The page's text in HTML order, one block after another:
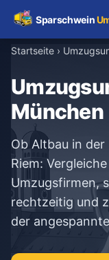
Sparschwein
Umzugskosten
Kostenrechner
Ratgeber
Erfahrungen
Startseite ›
München
Ob Altbau in
Riem:
Umzugsfirmen,
rechtzeitig und
der